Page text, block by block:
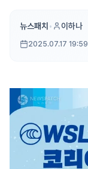
뉴스패치 • 이하나
2025.07.17 19:59